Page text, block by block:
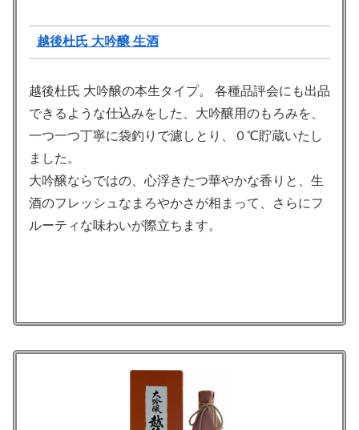
越後杜氏 大吟醸 生酒
越後杜氏 大吟醸の本生タイプ。 各種品評会にも出品
できるような仕込みをした、大吟醸用のもろみを、
一つ一つ丁寧に袋釣りで濾しとり、０℃貯蔵いたし
ました。
大吟醸ならではの、心浮きたつ華やかな香りと、生
酒のフレッシュなまろやかさが相まって、さらにフ
ルーティな味わいが際立ちます。